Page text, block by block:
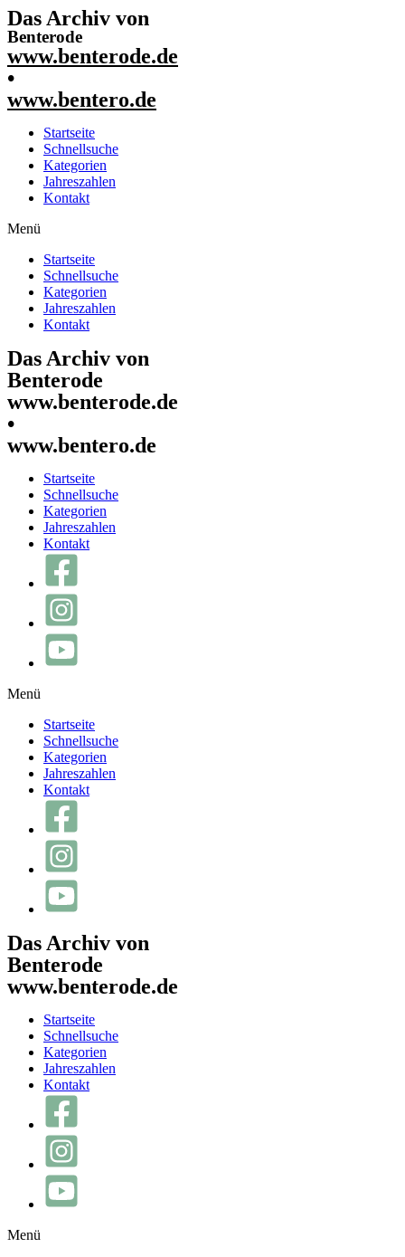
Das Archiv von
Benterode
www.benterode.de
•
www.bentero.de
Startseite
Schnellsuche
Kategorien
Jahreszahlen
Kontakt
Menü
Startseite
Schnellsuche
Kategorien
Jahreszahlen
Kontakt
Das Archiv von
Benterode
www.benterode.de
•
www.bentero.de
Startseite
Schnellsuche
Kategorien
Jahreszahlen
Kontakt
Menü
Startseite
Schnellsuche
Kategorien
Jahreszahlen
Kontakt
Das Archiv von
Benterode
www.benterode.de
Startseite
Schnellsuche
Kategorien
Jahreszahlen
Kontakt
Menü